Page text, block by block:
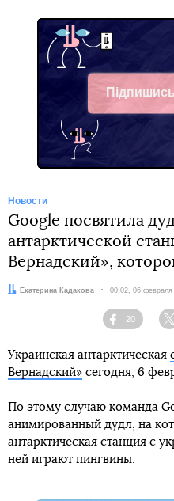
Facebook
Новости
Google посвятила
антарктической
Вернадский»,
Автор:Екатерина Кадакова Дата:
00:02, 06 февраля
Facebook
20
Украинская антарктическая
Вернадский» сегодня, 6
По этому случаю команда
анимированный дудл, на
антарктическая станция с
ней играют пингвины.